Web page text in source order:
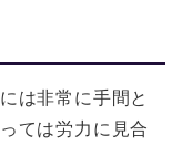
は非常に手間と
ては労力に見合